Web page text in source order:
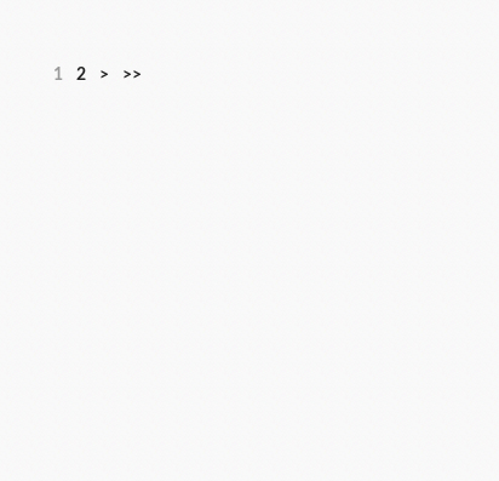
1 2 > >>